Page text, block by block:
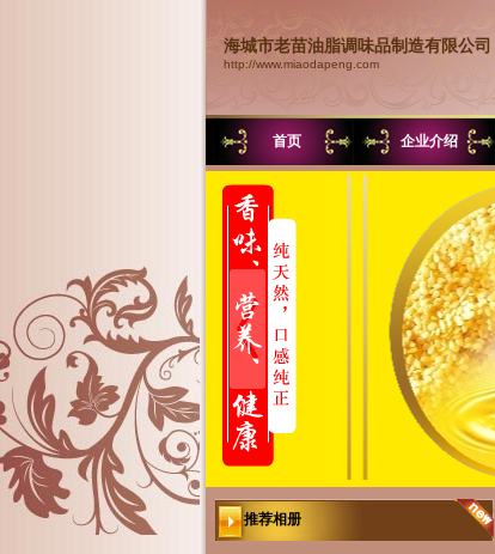
海城市老苗油脂调味品制造有限公司
http://www.miaodapeng.com
首页 企业介绍
推荐相册